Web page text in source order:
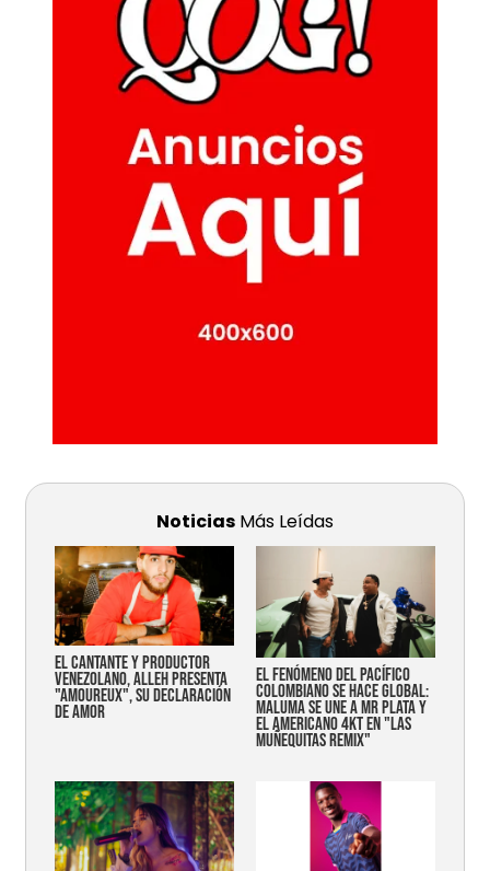
Noticias Más Leídas
EL CANTANTE Y PRODUCTOR
VENEZOLANO, ALLEH PRESENTA
"AMOUREUX", SU DECLARACIÓN
DE AMOR
EL FENÓMENO DEL PACÍFICO
COLOMBIANO SE HACE GLOBAL:
MALUMA SE UNE A MR PLATA Y
EL AMERICANO 4KT EN "LAS
MUÑEQUITAS REMIX"